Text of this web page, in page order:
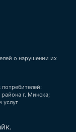
о нарушении их
г. Минска;
услуг